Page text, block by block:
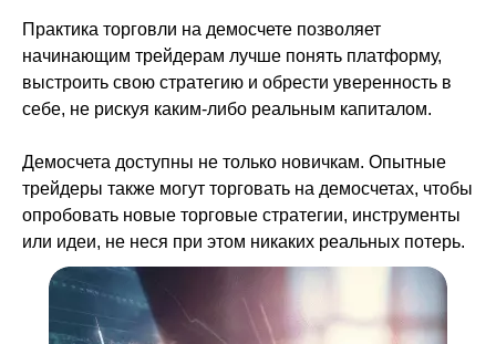
Практика торговли на демосчете позволяет
начинающим трейдерам лучше понять платформу,
выстроить свою стратегию и обрести уверенность в
себе, не рискуя каким-либо реальным капиталом.
Демосчета доступны не только новичкам. Опытные
трейдеры также могут торговать на демосчетах, чтобы
опробовать новые торговые стратегии, инструменты
или идеи, не неся при этом никаких реальных потерь.